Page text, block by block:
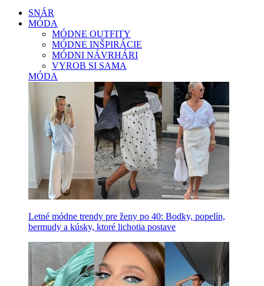
SNÁR
MÓDA
MÓDNE OUTFITY
MÓDNE INŠPIRÁCIE
MÓDNI NÁVRHÁRI
VYROB SI SAMA
MÓDA
Letné módne trendy pre ženy po 40: Bodky, popelín,
bermudy a kúsky, ktoré lichotia postave